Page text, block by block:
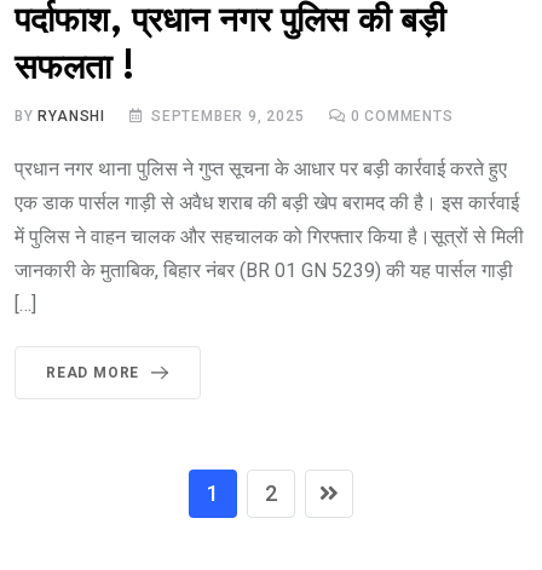
पर्दाफाश, प्रधान नगर पुलिस की बड़ी
सफलता !
BYRYANSHI SEPTEMBER 9, 2025 0 COMMENTS
प्रधान नगर थाना पुलिस ने गुप्त सूचना के आधार पर बड़ी कार्रवाई करते हुए
एक डाक पार्सल गाड़ी से अवैध शराब की बड़ी खेप बरामद की है। इस कार्रवाई
में पुलिस ने वाहन चालक और सहचालक को गिरफ्तार किया है।सूत्रों से मिली
जानकारी के मुताबिक, बिहार नंबर (BR 01 GN 5239) की यह पार्सल गाड़ी
[…]
READ MORE
1 2